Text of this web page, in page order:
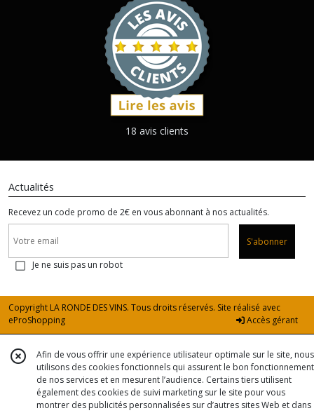
18 avis clients
Actualités
Recevez un code promo de 2€ en vous abonnant à nos actualités.
S'abonner
Je ne suis pas un robot
Copyright LA RONDE DES VINS. Tous droits réservés. Site réalisé avec
eProShopping
Accès gérant
Afin de vous offrir une expérience utilisateur optimale sur le site, nous
utilisons des cookies fonctionnels qui assurent le bon fonctionnement
de nos services et en mesurent l’audience. Certains tiers utilisent
également des cookies de suivi marketing sur le site pour vous
montrer des publicités personnalisées sur d’autres sites Web et dans